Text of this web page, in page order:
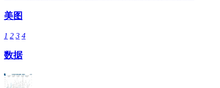
美图
1 2 3 4
数据